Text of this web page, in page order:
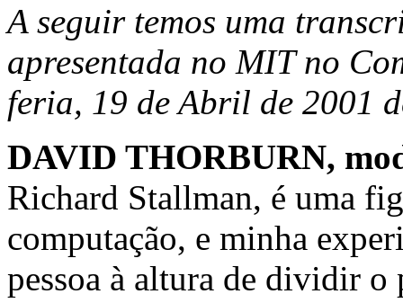
A seguir temos uma
apresentada no MIT no
feria, 19 de Abril de 2001
DAVID THORBURN,
Richard Stallman, é uma
computação, e minha
pessoa à altura de dividir